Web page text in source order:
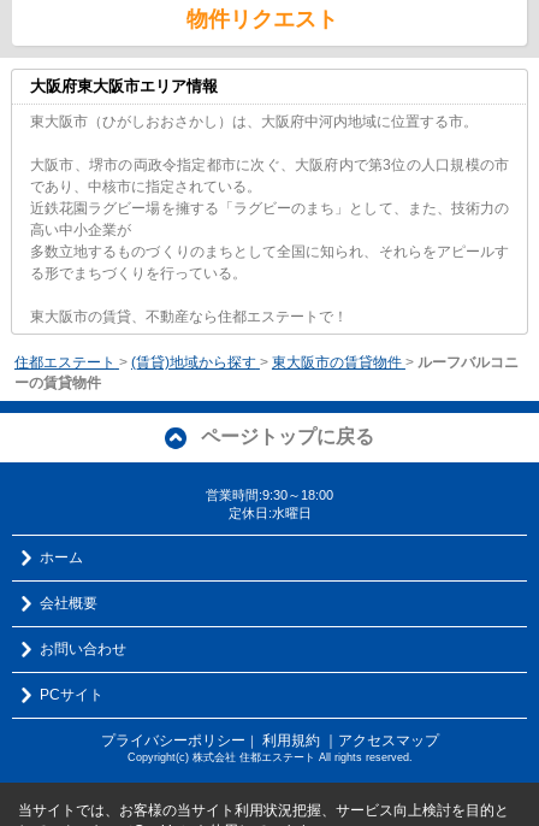
物件リクエスト
大阪府東大阪市エリア情報
東大阪市（ひがしおおさかし）は、大阪府中河内地域に位置する市。
大阪市、堺市の両政令指定都市に次ぐ、大阪府内で第3位の人口規模の市
であり、中核市に指定されている。
近鉄花園ラグビー場を擁する「ラグビーのまち」として、また、技術力の
高い中小企業が
多数立地するものづくりのまちとして全国に知られ、それらをアピールす
る形でまちづくりを行っている。
東大阪市の賃貸、不動産なら住都エステートで！
住都エステート > (賃貸)地域から探す > 東大阪市の賃貸物件 > ルーフバルコニ
ーの賃貸物件
ページトップに戻る
営業時間:9:30～18:00
定休日:水曜日
ホーム
会社概要
お問い合わせ
PCサイト
プライバシーポリシー ｜ 利用規約 ｜アクセスマップ
Copyright(c) 株式会社 住都エステート All rights reserved.
当サイトでは、お客様の当サイト利用状況把握、サービス向上検討を目的と